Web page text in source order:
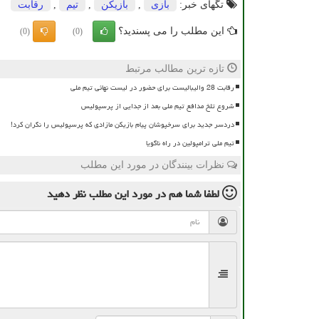
تگهای خبر: بازی بازیكن تیم رقابت
این مطلب را می پسندید؟ (0)
(0)
تازه ترین مطالب مرتبط
رقابت 28 والیبالیست برای حضور در لیست نهائی تیم ملی
شروع تلخ مدافع تیم ملی بعد از جدایی از پرسپولیس
دردسر جدید برای سرخپوشان پیام بازیکن مازادی که پرسپولیس را نگران کرد!
تیم ملی ترامپولین در راه ناگویا
نظرات بینندگان در مورد این مطلب
لطفا شما همدر مورد این مطلبنظر دهید